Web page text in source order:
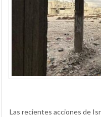
Las recientes acciones de